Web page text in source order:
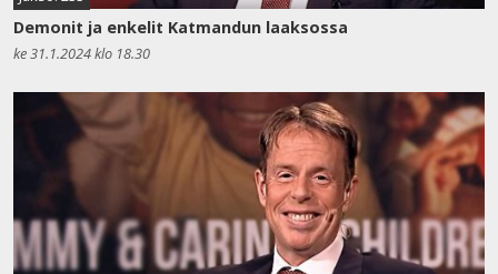
Demonit ja enkelit Katmandun laaksossa
ke 31.1.2024 klo 18.30